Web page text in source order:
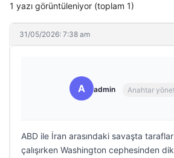
1 yazı görüntüleniyor (toplam 1)
31/05/2026: 7:38 am
A admin Anahtar
ABD ile İran arasındaki savaşta
çalışırken Washington cephesinden